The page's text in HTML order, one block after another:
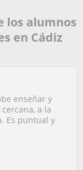
los alumnos
en Cádiz
enseñar y
a la
Es puntual y